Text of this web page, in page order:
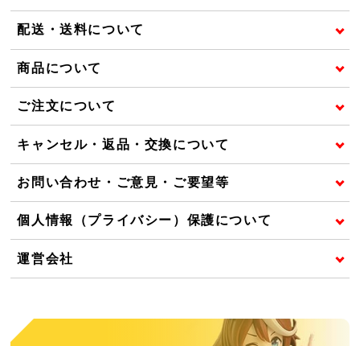
配送・送料について
商品について
ご注文について
キャンセル・返品・交換について
お問い合わせ・ご意見・ご要望等
個人情報（プライバシー）保護について
運営会社